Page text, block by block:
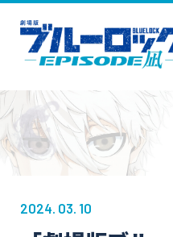
HOME
2024. 03. 10